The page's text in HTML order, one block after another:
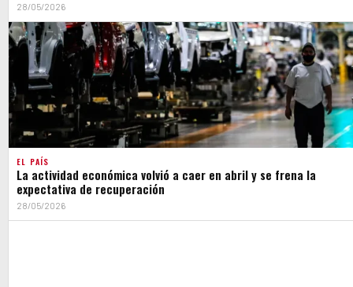
28/05/2026
EL PAÍS
La actividad económica volvió a caer en abril y se frena la
expectativa de recuperación
28/05/2026